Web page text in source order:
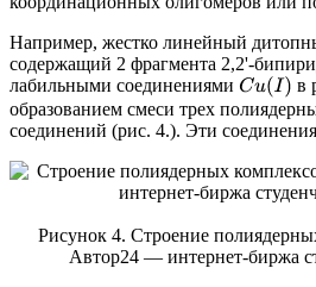
Например, жестко линейный
содержащий 2 фрагмента 2,2'-
лабильными соединениями Cu(I)
в
образованием смеси трех
соединений (рис. 4.). Эти
Рисунок 4. Строение
Автор24 — интернет-биржа